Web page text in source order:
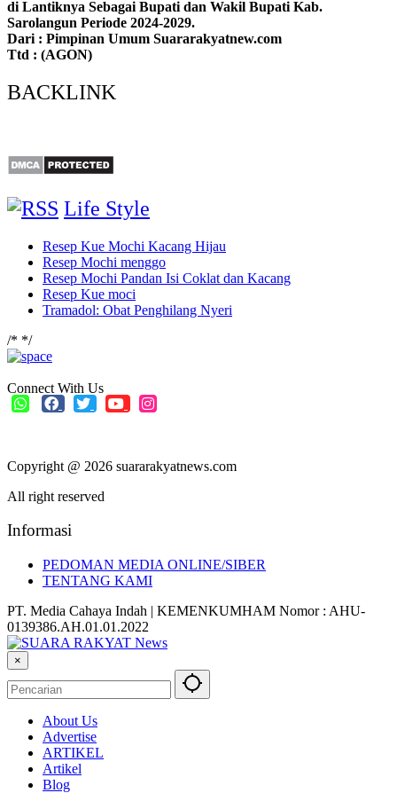
di Lantiknya Sebagai Bupati dan Wakil Bupati Kab.
Sarolangun Periode 2024-2029.
Dari : Pimpinan Umum Suararakyatnew.com
Ttd : (AGON)
BACKLINK
Life Style
Resep Kue Mochi Kacang Hijau
Resep Mochi menggo
Resep Mochi Pandan Isi Coklat dan Kacang
Resep Kue moci
Tramadol: Obat Penghilang Nyeri
/* */
Connect With Us
Copyright @ 2026 suararakyatnews.com
All right reserved
Informasi
PEDOMAN MEDIA ONLINE/SIBER
TENTANG KAMI
PT. Media Cahaya Indah | KEMENKUMHAM Nomor : AHU-
0139386.AH.01.01.2022
×
About Us
Advertise
ARTIKEL
Artikel
Blog